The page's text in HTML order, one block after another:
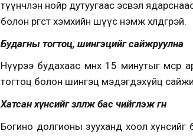
түүнчлэн нойр дутуугаас эсвэл
болон өргөст хэмхийн шүүс нэмж хөлдөөгөөрэй.
Будагны тогтоц, шингэцийг сайжруулна
Нүүрээ будахаас өмнөх 15 минутыг
тогтоц болон шингэц мэдэгдэхүйц
Хатсан хүнсийг зөөллөж бас чийглэж өгнө
Богино долгионы зууханд хоол хүнсийг